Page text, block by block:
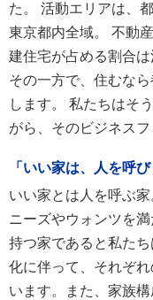
た。 活動エリアは、
東京都内全域。 不動
建住宅が占める割合
その一方で、住むな
します。 私たちはそ
がら、そのビジネス
「いい家は、人を呼
いい家とは人を呼ぶ
ニーズやウォンツを
持つ家であると私た
化に伴って、それぞれ
います。また、家族